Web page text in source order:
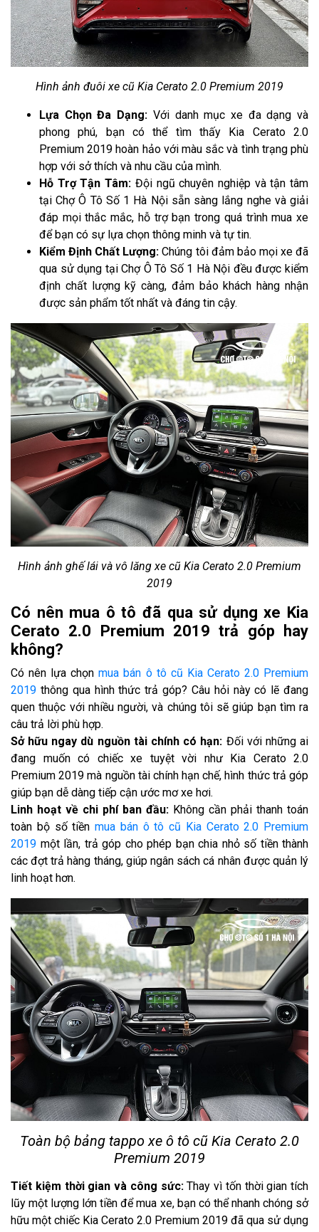
Hình ảnh đuôi xe cũ Kia Cerato 2.0 Premium 2019
Lựa Chọn Đa Dạng: Với danh mục xe đa dạng và
phong phú, bạn có thể tìm thấy Kia Cerato 2.0
Premium 2019 hoàn hảo với màu sắc và tình trạng phù
hợp với sở thích và nhu cầu của mình.
Hỗ Trợ Tận Tâm: Đội ngũ chuyên nghiệp và tận tâm
tại Chợ Ô Tô Số 1 Hà Nội sẵn sàng lắng nghe và giải
đáp mọi thắc mắc, hỗ trợ bạn trong quá trình mua xe
để bạn có sự lựa chọn thông minh và tự tin.
Kiểm Định Chất Lượng:Chúng tôi đảm bảo mọi xe đã
qua sử dụng tại Chợ Ô Tô Số 1 Hà Nội đều được kiểm
định chất lượng kỹ càng, đảm bảo khách hàng nhận
được sản phẩm tốt nhất và đáng tin cậy.
Hình ảnh ghế lái và vô lăng xe cũ Kia Cerato 2.0 Premium
2019
Có nên mua ô tô đã qua sử dụng xe Kia
Cerato 2.0 Premium 2019 trả góp hay
không?
Có nên lựa chọnmua bán ô tô cũ Kia Cerato 2.0 Premium
2019 thông qua hình thức trả góp? Câu hỏi này có lẽ đang
quen thuộc với nhiều người, và chúng tôi sẽ giúp bạn tìm ra
câu trả lời phù hợp.
Sở hữu ngay dù nguồn tài chính có hạn: Đối với những ai
đang muốn có chiếc xe tuyệt vời như Kia Cerato 2.0
Premium 2019 mà nguồn tài chính hạn chế, hình thức trả góp
giúp bạn dễ dàng tiếp cận ước mơ xe hơi.
Linh hoạt về chi phí ban đầu: Không cần phải thanh toán
toàn bộ số tiền mua bán ô tô cũ Kia Cerato 2.0 Premium
2019 một lần, trả góp cho phép bạn chia nhỏ số tiền thành
các đợt trả hàng tháng, giúp ngân sách cá nhân được quản lý
linh hoạt hơn.
Toàn bộ bảng tappo xe ô tô cũ Kia Cerato 2.0
Premium 2019
Tiết kiệm thời gian và công sức:Thay vì tốn thời gian tích
lũy một lượng lớn tiền để mua xe, bạn có thể nhanh chóng sở
hữu một chiếc Kia Cerato 2.0 Premium 2019 đã qua sử dụng